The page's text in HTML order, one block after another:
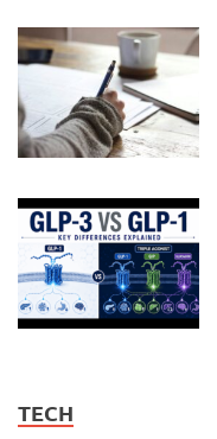
H
I
TECH